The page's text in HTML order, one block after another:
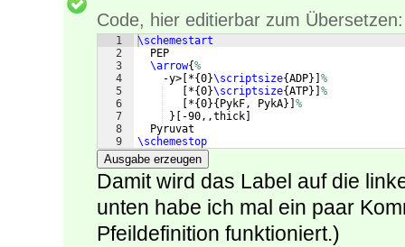
Code, hier editierbar zum Übersetzen:
1
2
3
4
5
6
7
8
9
\schemestart
  PEP
\arrow{%
    -y>
*{0}\scriptsize{ADP}] %
*{0}\scriptsize{ATP}] %
*{0}{ PykF, PykA}] %
}
-90,,thick
  Pyruvat
\schemestop
Ausgabe erzeugen
Damit wird das Label auf die
unten habe ich mal ein paar
Pfeildefinition funktioniert.)